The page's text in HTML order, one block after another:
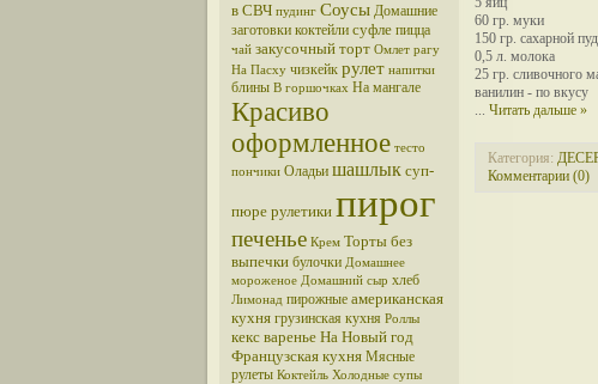
в СВЧ пудинг Соусы Домашние
заготовки коктейли суфле пицца
чай закусочный торт Омлет рагу
На Пасху чизкейк рулет напитки
блины В горшочках На мангале
Красиво
оформленное тесто
пончики Оладьи шашлык суп-
пюре рулетики пирог
печенье Крем Торты без
выпечки булочки Домашнее
мороженое Домашний сыр хлеб
Лимонад пирожные американская
кухня грузинская кухня Роллы
кекс варенье На Новый год
Французская кухня Мясные
рулеты Коктейль Холодные супы
60 гр. муки
150 гр. сахарной
0,5 л. молока
25 гр. сливочного
ванилин - по вкусу
... Читать дальше »
Категория:
Комментарии (0)